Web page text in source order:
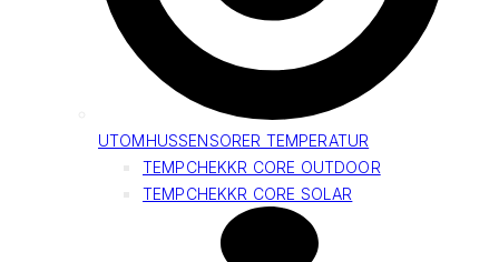
UTOMHUSSENSORER TEMPERATUR
TEMPCHEKKR CORE OUTDOOR
TEMPCHEKKR CORE SOLAR